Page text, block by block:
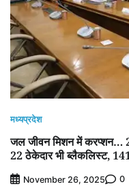
मध्यप्रदेश
जल जीवन मिशन में करप्शन…
22 ठेकेदार भी ब्लैकलिस्ट,
November 26, 2025 0